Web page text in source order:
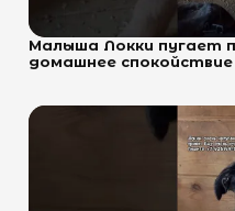
Малыша Локки пугает
домашнее спокойствие